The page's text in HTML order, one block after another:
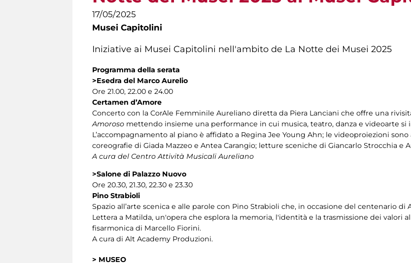
17/05/2025
Musei Capitolini
Iniziative ai Musei Capitolini nell'ambito de La Notte dei Musei 2025
Programma della serata
>Esedra del Marco Aurelio
Ore 21.00, 22.00 e 24.00
Certamen d’Amore
Concerto con la CorAle Femminile Aureliano diretta da Piera Lanciani che offre una
Amoroso mettendo insieme una performance in cui musica, teatro, danza e videoarte si
L’accompagnamento al piano è affidato a Regina Jee Young Ahn; le videoproiezioni
coreografie di Giada Mazzeo e Antea Carangio; letture sceniche di Giancarlo Strocchia e
A cura del Centro Attività Musicali Aureliano
>Salone di Palazzo Nuovo
Ore 20.30, 21.30, 22.30 e 23.30
Pino Strabioli
Spazio all’arte scenica e alle parole con Pino Strabioli che, in occasione del centenario
Lettera a Matilda, un'opera che esplora la memoria, l'identità e la trasmissione dei valori
fisarmonica di Marcello Fiorini.
A cura di Alt Academy Produzioni.
> MUSEO